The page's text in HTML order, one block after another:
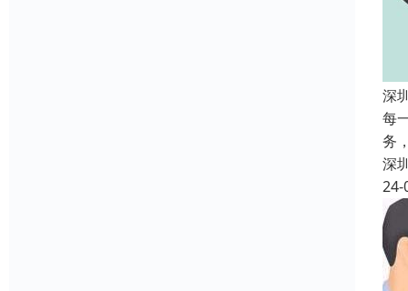
深
每
务
深
24-